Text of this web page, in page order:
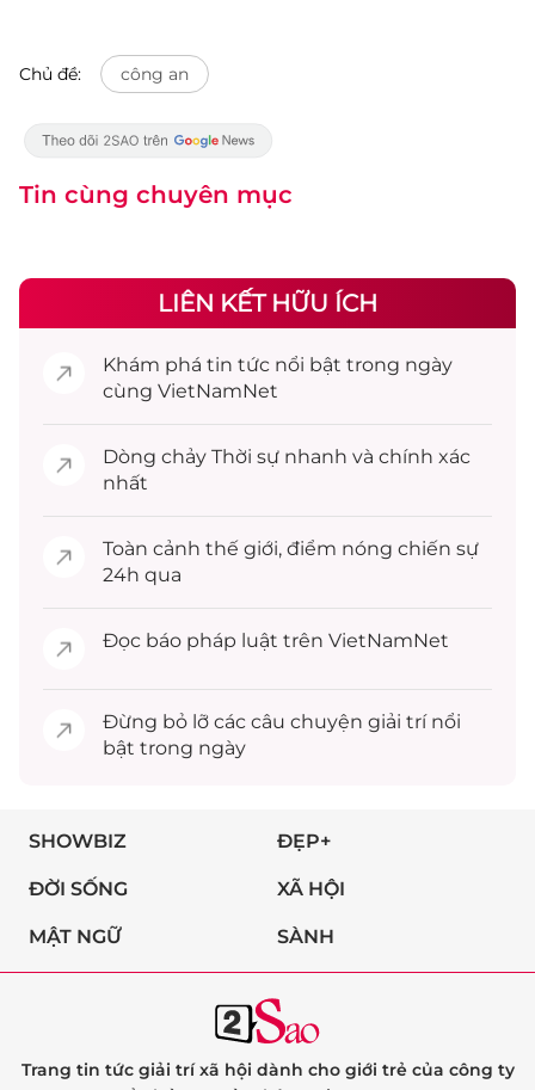
Chủ đề: công an
Tin cùng chuyên mục
LIÊN KẾT HỮU ÍCH
Khám phá tin tức nổi bật trong ngày
cùng VietNamNet
Dòng chảy Thời sự nhanh và chính xác
nhất
Toàn cảnh thế giới, điểm nóng chiến sự
24h qua
Đọc báo pháp luật trên VietNamNet
Đừng bỏ lỡ các câu chuyện giải trínổi
bật trong ngày
SHOWBIZ ĐẸP+
ĐỜI SỐNG XÃ HỘI
MẬT NGỮ SÀNH
Trang tin tức giải trí xã hội dành cho giới trẻ của công ty